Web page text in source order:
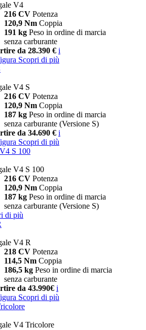
V4
216 CV Potenza
120,9 Nm Coppia
191 kg Peso in ordine di marcia
senza carburante
da 28.390 € i
Scopri di più
V4 S
216 CV Potenza
120,9 Nm Coppia
187 kg Peso in ordine di marcia
senza carburante (Versione S)
da 34.690 € i
Scopri di più
V4 S 100
V4 S 100
216 CV Potenza
120,9 Nm Coppia
187 kg Peso in ordine di marcia
senza carburante (Versione S)
di più
V4 R
218 CV Potenza
114,5 Nm Coppia
186,5 kg Peso in ordine di marcia
senza carburante
da 43.990€ i
Scopri di più
V4 Tricolore